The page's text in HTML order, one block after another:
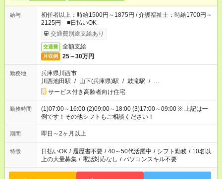
給与
初任者以上：時給1500円～1875円 / 介護福祉士：時給1700円～
2125円 ■日払いOK
交通費別途支給あり
交通費 全額支給
月収例 25～30万円
勤務地
兵庫県川西市
川西池田駅 / 山下(兵庫県)駅 / 鼓滝駅 / …
サービス付き高齢者向け住宅
勤務時間
(1)07:00～16:00 (2)09:00～18:00 (3)17:00～09:00 ※ 上記は一
例です！その他シフトもご相談ください！
期間 即日～2ヶ月以上
特徴 日払いOK / 履歴書不要 / 40～50代活躍中 / シフト勤務 / 10名以
上の大量募集 / 電話対応なし / パソコンスキル不要